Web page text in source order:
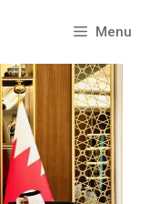
Menu